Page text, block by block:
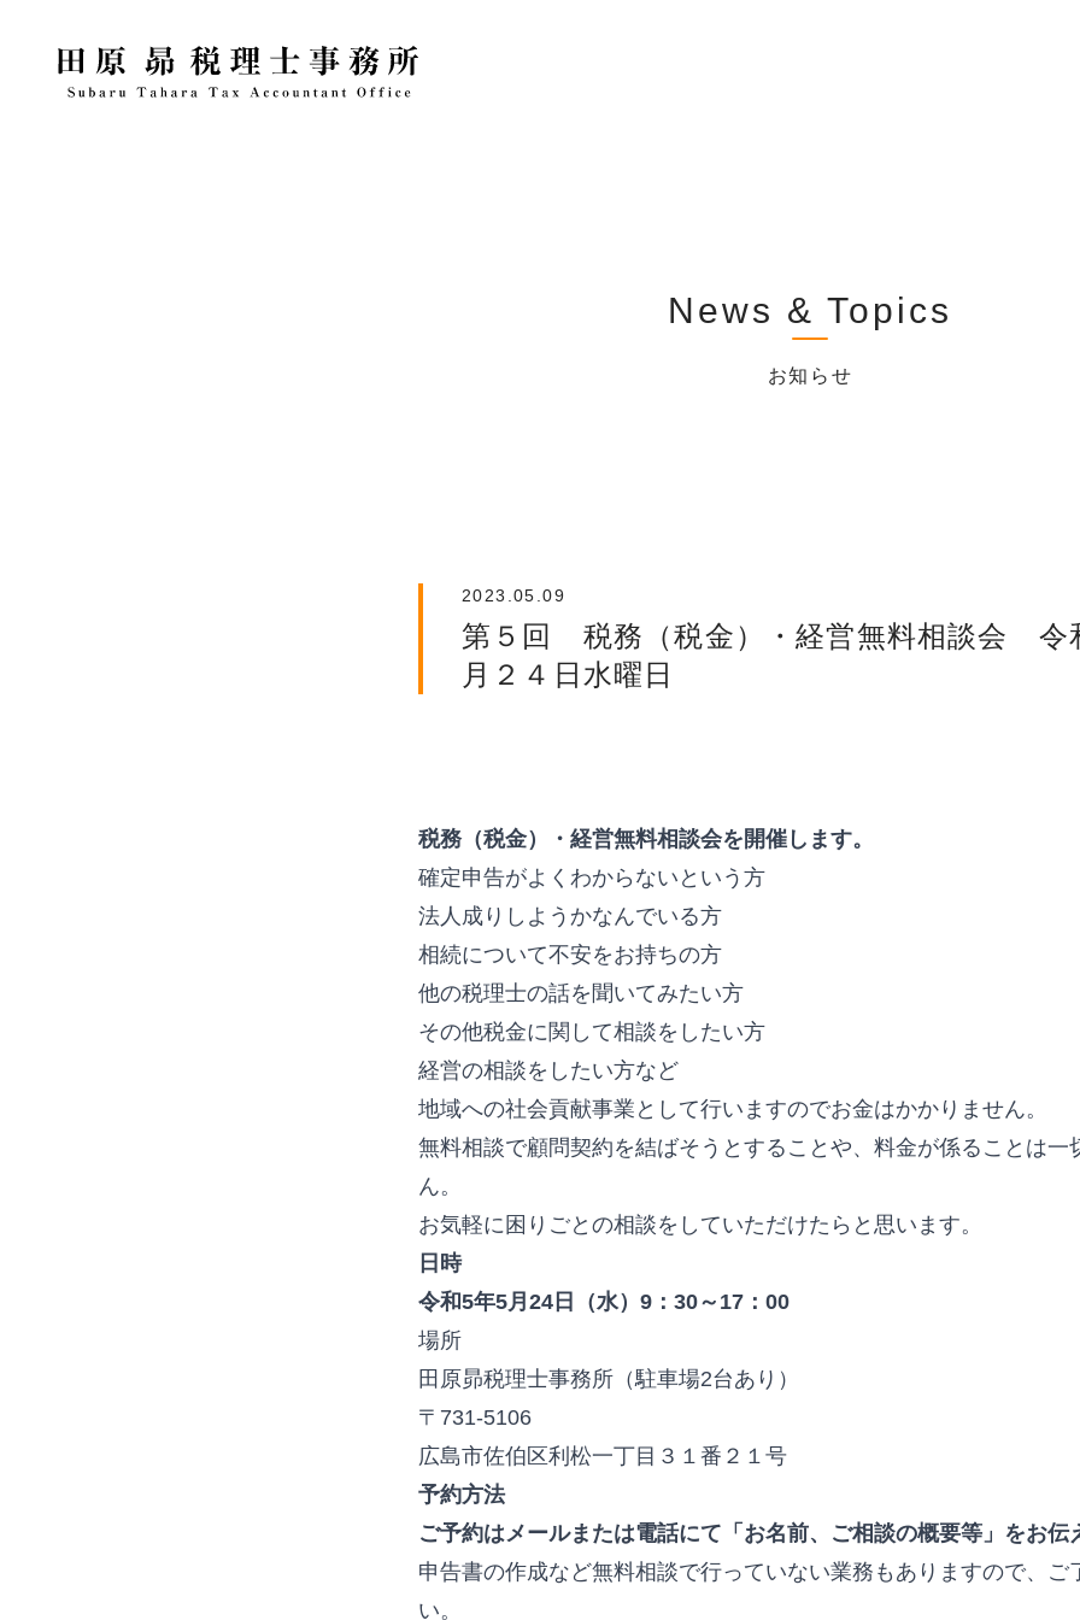
News & Topics
お知らせ
2023.05.09
第５回 税務（税金）・経営無料相談会 令
月２４日水曜日
税務（税金）・経営無料相談会を開催します。
確定申告がよくわからないという方
法人成りしようかなんでいる方
相続について不安をお持ちの方
他の税理士の話を聞いてみたい方
その他税金に関して相談をしたい方
経営の相談をしたい方など
地域への社会貢献事業として行いますのでお金はかかりません。
無料相談で顧問契約を結ばそうとすることや、料金が係ることは一
ん。
お気軽に困りごとの相談をしていただけたらと思います。
日時
令和5年5月24日（水）9：30～17：00
場所
田原昴税理士事務所（駐車場2台あり）
〒731-5106
広島市佐伯区利松一丁目３１番２１号
予約方法
ご予約はメールまたは電話にて「お名前、ご相談の概要等」をお伝
申告書の作成など無料相談で行っていない業務もありますので、ご
い。